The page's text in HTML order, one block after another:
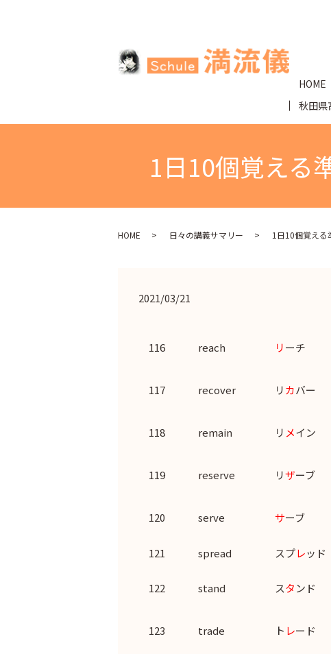
HOME
秋田県
1日10個覚える
HOME 日々の講義サマリー 1日10個覚え
2021/03/21
116 reach リーチ
117 recover リカバー
118 remain リ メイン
119 reserve リザーブ
120 serve サーブ
121
spread スプレッド
122 stand スタンド
123 trade ト レード